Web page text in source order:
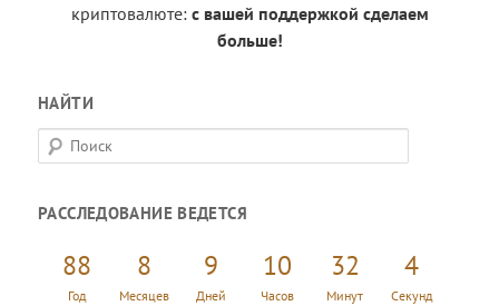
криптовалюте: с вашей поддержкой сделаем
больше!
НАЙТИ
П
о
с
РАССЛЕДОВАНИЕ ВЕДЕТСЯ
88
Год
8
Месяцев
9
Дней
10
Часов
32
Минут
4
Секунд